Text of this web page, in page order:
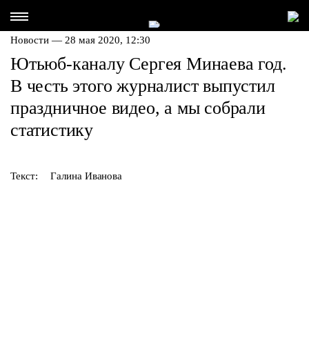
Новости — 28 мая 2020, 12:30
Ютьюб-каналу Сергея Минаева год.
В честь этого журналист выпустил
праздничное видео, а мы собрали
статистику
Текст: Галина Иванова